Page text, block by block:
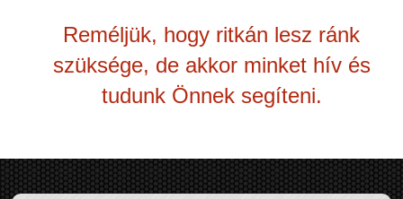
Reméljük, hogy ritkán lesz ránk
szüksége, de akkor minket hív és
tudunk Önnek segíteni.